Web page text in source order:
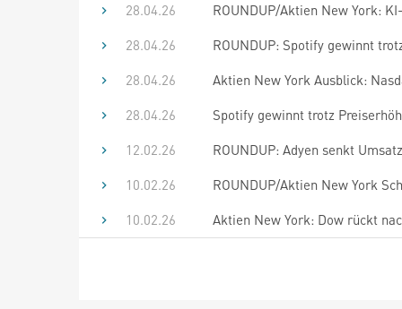
28.04.26
ROUNDUP/Aktien New York:
28.04.26
ROUNDUP: Spotify gewinnt
28.04.26
Aktien New York Ausblick:
28.04.26
Spotify gewinnt trotz
12.02.26
ROUNDUP: Adyen senkt
10.02.26
ROUNDUP/Aktien New York
10.02.26
Aktien New York: Dow rückt